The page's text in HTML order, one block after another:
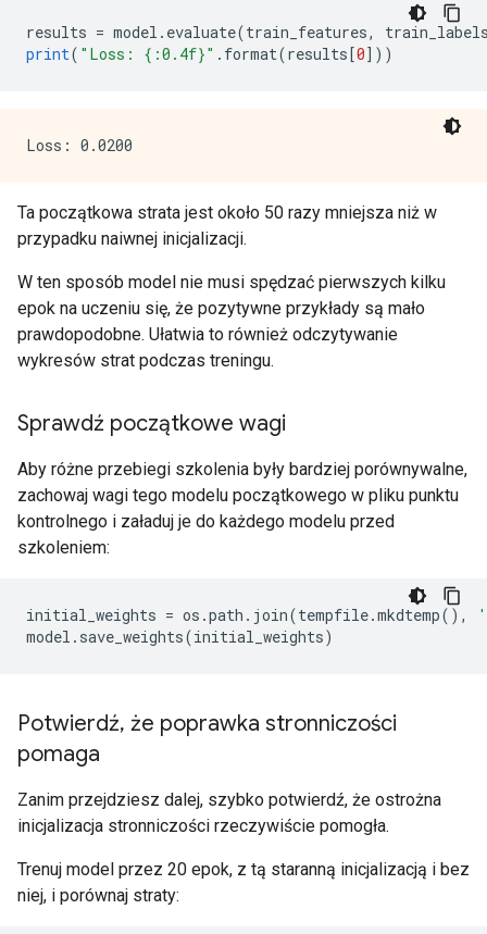
results = model . evaluate(train_features,
print( "Loss: {:0.4f}" . format(results[0]))
Ta początkowa strata jest około 50 razy mniejsza niż w
przypadku naiwnej inicjalizacji.
W ten sposób model nie musi spędzać pierwszych kilku
epok na uczeniu się, że pozytywne przykłady są mało
prawdopodobne. Ułatwia to również odczytywanie
wykresów strat podczas treningu.
Sprawdź początkowe wagi
Aby różne przebiegi szkolenia były bardziej porównywalne,
zachowaj wagi tego modelu początkowego w pliku punktu
kontrolnego i załaduj je do każdego modelu przed
szkoleniem:
initial_weights = os .path . join(tempfile.mkdtemp(),
model . save_weights(initial_weights)
Potwierdź, że poprawka stronniczości
pomaga
Zanim przejdziesz dalej, szybko potwierdź, że ostrożna
inicjalizacja stronniczości rzeczywiście pomogła.
Trenuj model przez 20 epok, z tą staranną inicjalizacją i bez
niej, i porównaj straty: